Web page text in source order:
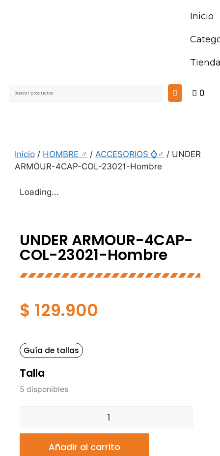
Inicio
0
Inicio / HOMBRE ♂ / ACCESORIOS ⌚♂ / UNDER
ARMOUR-4CAP-COL-23021-Hombre
Loading...
UNDER ARMOUR-4CAP-
COL-23021-Hombre
$ 129.900
Guía de tallas
Talla
5 disponibles
Añadir al carrito